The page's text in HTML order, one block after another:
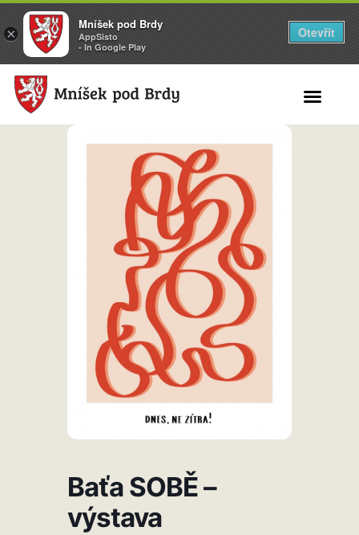
Baťa SOBĚ –
výstava
×
Mníšek pod Brdy
AppSisto
- In Google Play
Otevřít